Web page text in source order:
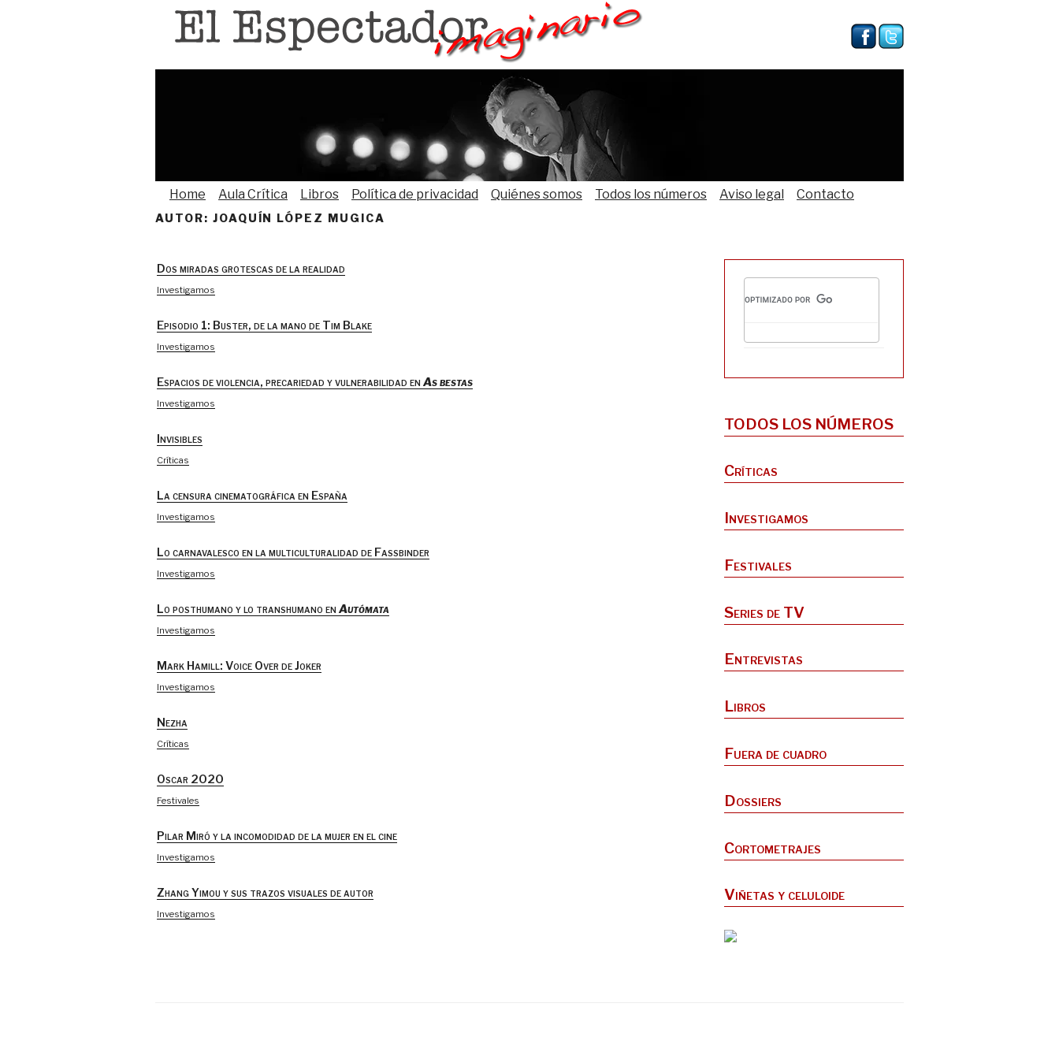
Home Aula Crítica Libros Política de privacidad Quiénes somos Todos los números Aviso legal Contacto
AUTOR: JOAQUÍN LÓPEZ MUGICA
Dos miradas grotescas de la realidad
Investigamos
Episodio 1: Buster, de la mano de Tim Blake
Investigamos
Espacios de violencia, precariedad y vulnerabilidad en As bestas
Investigamos
Invisibles
Críticas
La censura cinematográfica en España
Investigamos
Lo carnavalesco en la multiculturalidad de Fassbinder
Investigamos
Lo posthumano y lo transhumano en Autómata
Investigamos
Mark Hamill: Voice Over de Joker
Investigamos
Nezha
Críticas
Oscar 2020
Festivales
Pilar Miró y la incomodidad de la mujer en el cine
Investigamos
Zhang Yimou y sus trazos visuales de autor
Investigamos
TODOS LOS NÚMEROS
Críticas
Investigamos
Festivales
Series de TV
Entrevistas
Libros
Fuera de cuadro
Dossiers
Cortometrajes
Viñetas y celuloide